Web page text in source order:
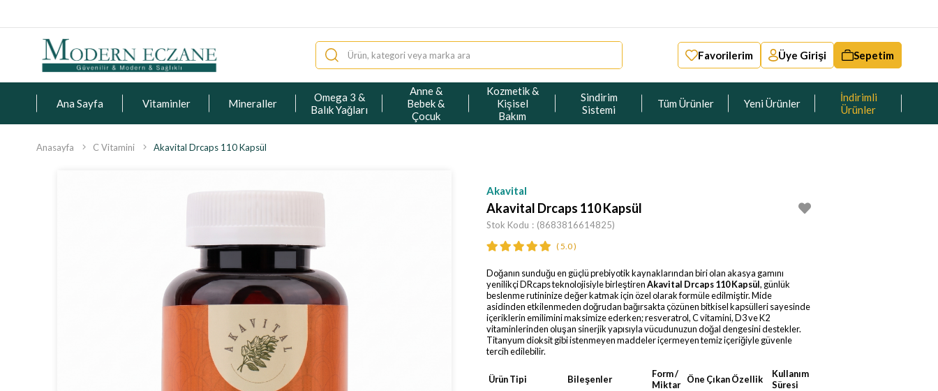
Favorilerim Üye Girişi Sepetim
Ana Sayfa Vitaminler Mineraller
Omega 3 &
Balık Yağları
Anne &
Bebek &
Çocuk
Kozmetik &
Kişisel
Bakım
Sindirim
Sistemi
Tüm Ürünler Yeni Ürünler
İndirimli
Ürünler
Anasayfa C Vitamini Akavital Drcaps 110 Kapsül
Akavital
Akavital Drcaps 110 Kapsül
Stok Kodu (8683816614825)
5.0
Doğanın sunduğu en güçlü prebiyotik kaynaklarından biri olan akasya gamını
yenilikçi DRcaps teknolojisiyle birleştirenAkavital Drcaps 110 Kapsül, günlük
beslenme rutininize değer katmak için özel olarak formüle edilmiştir. Mide
asidinden etkilenmeden doğrudan bağırsakta çözünen bitkisel kapsülleri sayesinde
içeriklerin emilimini maksimize ederken; resveratrol, C vitamini, D3 ve K2
vitaminlerinden oluşan sinerjik yapısıyla vücudunuzun doğal dengesini destekler.
Titanyum dioksit gibi istenmeyen maddeler içermeyen temiz içeriğiyle güvenle
tercih edilebilir.
Ürün Tipi Bileşenler
Form /
Miktar
Öne Çıkan Özellik
Kullanım
Süresi